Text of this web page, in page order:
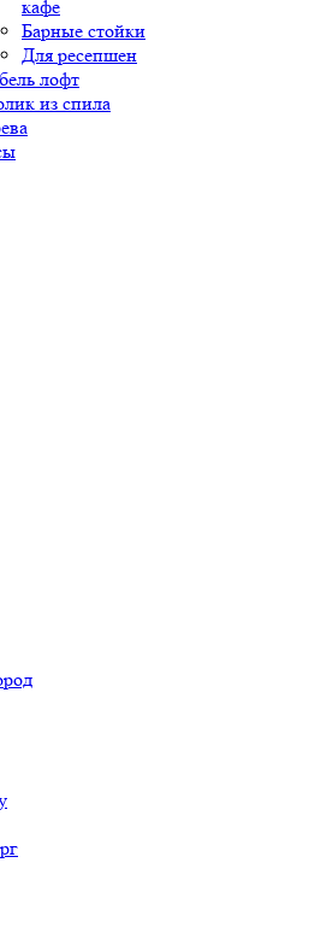
кафе
Барные стойки
Для ресепшен
лофт
из спила